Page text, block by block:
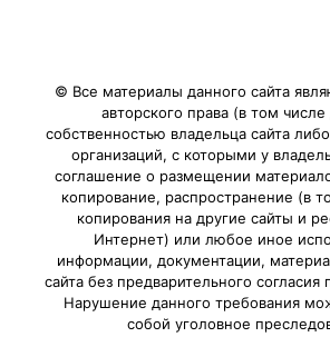
© Все материалы данного сайта
авторского права (в том числе
собственностью владельца сайта
организаций, с которыми у
соглашение о размещении
копирование, распространение (в
копирования на другие сайты и
Интернет) или любое иное
информации, документации,
сайта без предварительного согласия
Нарушение данного требования
собой уголовное